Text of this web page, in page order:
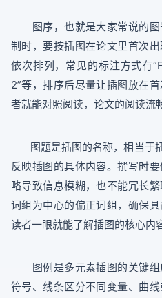
图序，也就是大家常说的图
制时，要按插图在论文里首次
依次排列，常见的标注方式有
2”等，排序后尽量让插图放在
者就能对照阅读，论文的阅读流
图题是插图的名称，相当于
反映插图的具体内容。撰写时
略导致信息模糊，也不能冗长
词组为中心的偏正词组，确保
读者一眼就能了解插图的核心内
图例是多元素插图的关键组
符号、线条区分不同变量、曲